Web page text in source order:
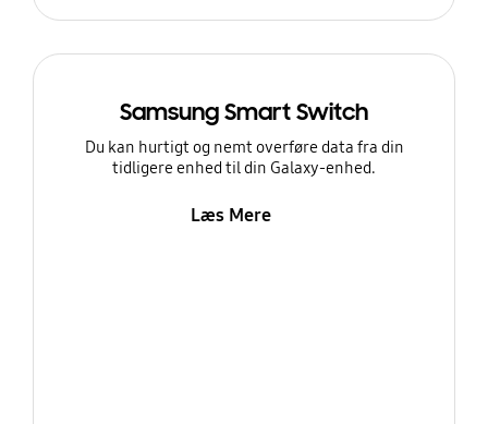
Samsung Smart Switch
Du kan hurtigt og nemt overføre data fra din
tidligere enhed til din Galaxy-enhed.
Læs Mere